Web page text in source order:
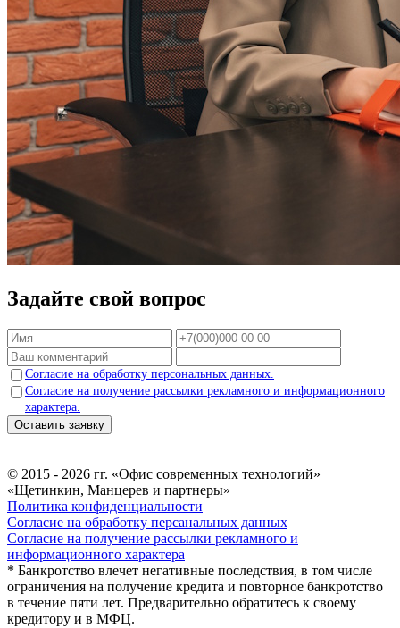
Задайте свой вопрос
Согласие на обработку персональных данных.
Согласие на получение рассылки рекламного и информационного
характера.
Оставить заявку
© 2015 - 2026 гг. «Офис современных технологий»
«Щетинкин, Манцерев и партнеры»
Политика конфиденциальности
Согласие на обработку персанальных данных
Согласие на получение рассылки рекламного и
информационного характера
* Банкротство влечет негативные последствия, в том числе
ограничения на получение кредита и повторное банкротство
в течение пяти лет. Предварительно обратитесь к своему
кредитору и в МФЦ.